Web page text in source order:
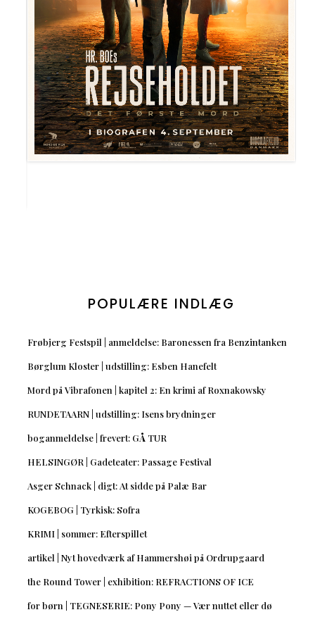
POPULÆRE INDLÆG
Frøbjerg Festspil | anmeldelse: Baronessen fra Benzintanken
Børglum Kloster | udstilling: Esben Hanefelt
Mord på Vibrafonen | kapitel 2: En krimi af Roxnakowsky
RUNDETAARN | udstilling: Isens brydninger
boganmeldelse | frevert: GÅ TUR
HELSINGØR | Gadeteater: Passage Festival
Asger Schnack | digt: At sidde på Palæ Bar
KOGEBOG | Tyrkisk: Sofra
KRIMI | sommer: Efterspillet
artikel | Nyt hovedværk af Hammershøi på Ordrupgaard
the Round Tower | exhibition: REFRACTIONS OF ICE
for børn | TEGNESERIE: Pony Pony — Vær nuttet eller dø